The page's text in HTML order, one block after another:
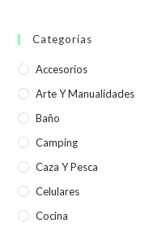
Categorías
Accesorios
Arte Y Manualidades
Baño
Camping
Caza Y Pesca
Celulares
Cocina